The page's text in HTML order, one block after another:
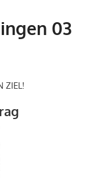
03
ZIEL!